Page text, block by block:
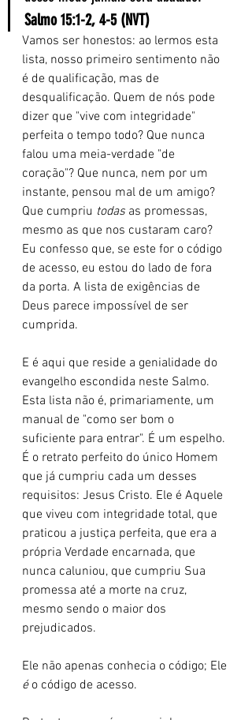
Salmo 15:1-2, 4-5 (NVT)
Vamos ser honestos: ao lermos esta
lista, nosso primeiro sentimento não
é de qualificação, mas de
desqualificação. Quem de nós pode
dizer que "vive com integridade"
perfeita o tempo todo? Que nunca
falou uma meia-verdade "de
coração"? Que nunca, nem por um
instante, pensou mal de um amigo?
Que cumpriu todas as promessas,
mesmo as que nos custaram caro?
Eu confesso que, se este for o código
de acesso, eu estou do lado de fora
da porta. A lista de exigências de
Deus parece impossível de ser
cumprida.
E é aqui que reside a genialidade do
evangelho escondida neste Salmo.
Esta lista não é, primariamente, um
manual de "como ser bom o
suficiente para entrar". É um espelho.
É o retrato perfeito do único Homem
que já cumpriu cada um desses
requisitos: Jesus Cristo. Ele é Aquele
que viveu com integridade total, que
praticou a justiça perfeita, que era a
própria Verdade encarnada, que
nunca caluniou, que cumpriu Sua
promessa até a morte na cruz,
mesmo sendo o maior dos
prejudicados.
Ele não apenas conhecia o código; Ele
é o código de acesso.